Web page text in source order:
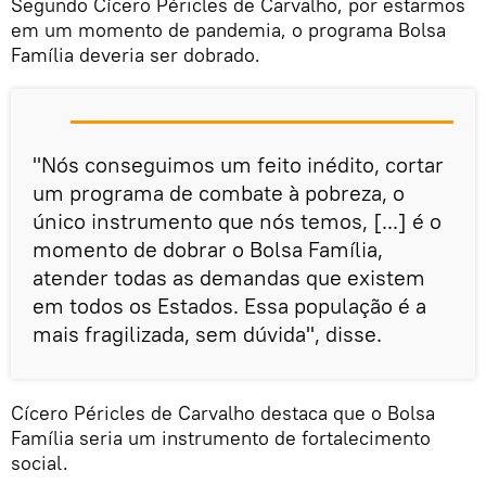
em um momento de pandemia, o programa Bolsa
Família deveria ser dobrado.
"Nós conseguimos um feito inédito, cortar
um programa de combate à pobreza, o
único instrumento que nós temos, [...] é o
momento de dobrar o Bolsa Família,
atender todas as demandas que existem
em todos os Estados. Essa população é a
mais fragilizada, sem dúvida", disse.
Cícero Péricles de Carvalho destaca que o Bolsa
Família seria um instrumento de fortalecimento
social.